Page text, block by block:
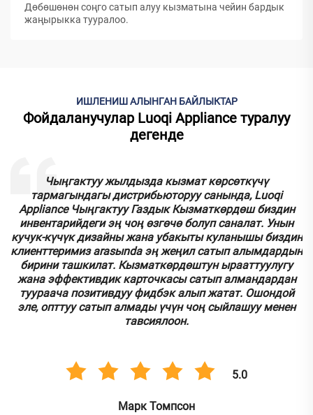
Дөбөшөнөн соңго сатып алуу кызматына чейин бардык
жаңырыкка тууралoo.
ИШЛЕНИШ АЛЫНГАН БАЙЛЫКТАР
Фойдаланучулар Luoqi Appliance туралуу
дегенде
Чыңгактуу жылдызда кызмат көрсөткүчү
тармагындагы дистрибьюторуу санында, Luoqi
Appliance Чыңгактуу Газдык Кызматкөрдөш биздин
инвентарийдеги эң чоң өзгөчө болуп саналат. Унын
кучук-күчүк дизайны жана убакыты куланышы биздин
клиенттеримиз аrasыnda эң жеңил сатып алымдардын
бирини ташкилат. Кызматкөрдөштун ырааттуулугу
жана эффективдик карточкасы сатып алмандардан
туураача позитивдуу фидбэк алып жатат. Ошондой
эле, опттуу сатып алмады үчүн чоң сыйлашуу менен
тавсиялоон.
5.0
Марк Томпсон